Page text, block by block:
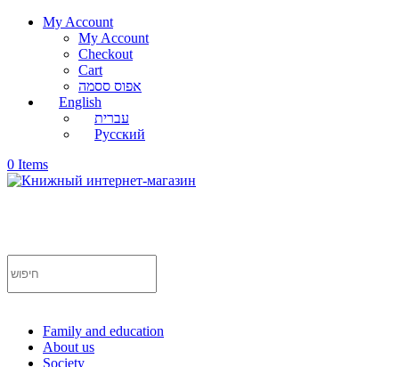
My Account
My Account
Checkout
Cart
אפוס ססמה
English
עברית
Русский
0 Items
Family and education
About us
Society